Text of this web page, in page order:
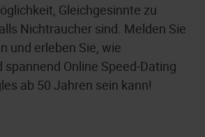
Gleichgesinnte zu
Nichtraucher sind. Melden Sie
und erleben Sie, wie
Online Speed-Dating
ab 50 Jahren sein kann!